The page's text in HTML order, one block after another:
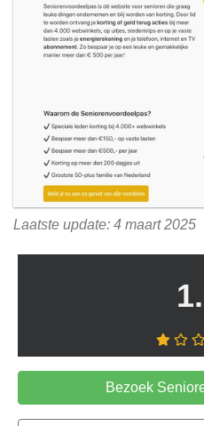
Laatste update: 4 maart 2025
Bezoek